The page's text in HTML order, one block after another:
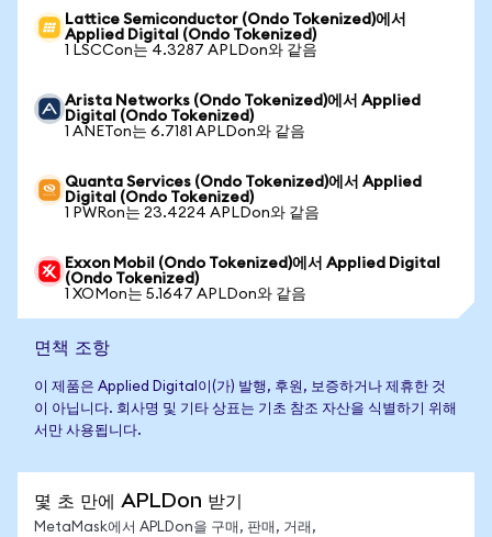
Lattice Semiconductor (Ondo Tokenized)에서
Applied Digital (Ondo Tokenized)
1 LSCCon는 4.3287 APLDon와 같음
Arista Networks (Ondo Tokenized)에서 Applied
Digital (Ondo Tokenized)
1 ANETon는 6.7181 APLDon와 같음
Quanta Services (Ondo Tokenized)에서 Applied
Digital (Ondo Tokenized)
1 PWRon는 23.4224 APLDon와 같음
Exxon Mobil (Ondo Tokenized)에서 Applied Digital
(Ondo Tokenized)
1 XOMon는 5.1647 APLDon와 같음
면책 조항
이 제품은 Applied Digital이(가) 발행, 후원, 보증하거나 제휴한 것
이 아닙니다. 회사명 및 기타 상표는 기초 참조 자산을 식별하기 위해
서만 사용됩니다.
몇 초 만에 APLDon 받기
MetaMask에서 APLDon을 구매, 판매, 거래,